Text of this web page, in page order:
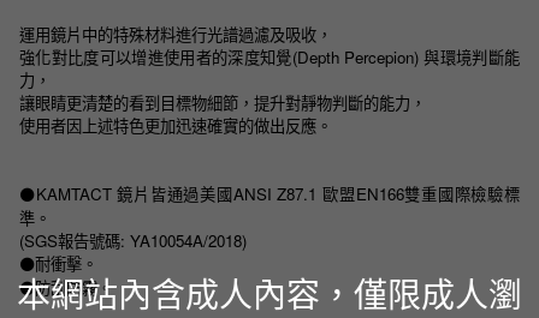
運用鏡片中的特殊材料進行光譜過濾及吸收，
強化對比度可以增進使用者的深度知覺(Depth Percepion) 與環境判斷能
力，
讓眼睛更清楚的看到目標物細節，提升對靜物判斷的能力，
使用者因上述特色更加迅速確實的做出反應。
⚫️KAMTACT 鏡片皆通過美國ANSI Z87.1 歐盟EN166雙重國際檢驗標
準。
(SGS報告號碼: YA10054A/2018)
⚫️耐衝擊。
⚫️防刮防霧。
本網站內含成人內容，僅限成人瀏